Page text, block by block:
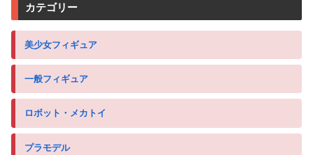
カテゴリー
美少女フィギュア
一般フィギュア
ロボット・メカトイ
プラモデル